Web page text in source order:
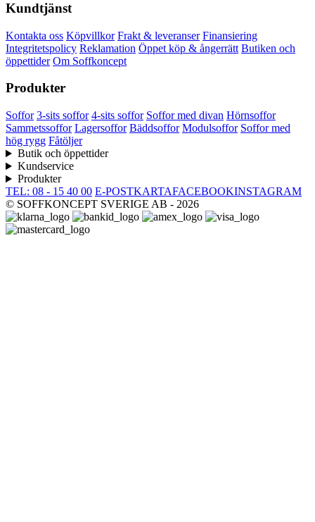
Kundtjänst
Kontakta oss Köpvillkor Frakt & leveranser Finansiering
Integritetspolicy Reklamation Öppet köp & ångerrätt Butiken och
öppettider Om Soffkoncept
Produkter
Soffor 3-sits soffor 4-sits soffor Soffor med divan Hörnsoffor
Sammetssoffor Lagersoffor Bäddsoffor Modulsoffor Soffor med
hög rygg Fåtöljer
Butik och öppettider
Kundservice
Produkter
TEL: 08 - 15 40 00 E-POSTKARTAFACEBOOKINSTAGRAM
© SOFFKONCEPT SVERIGE AB - 2026